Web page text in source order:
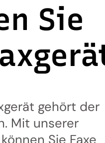
Sie
gehört der
Mit unserer